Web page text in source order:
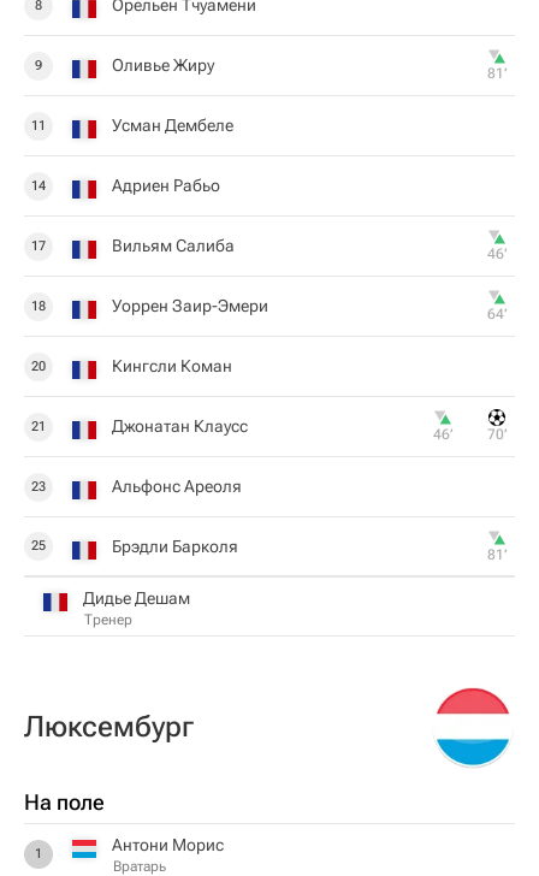
8 Орельен Тчуамени
9 Оливье Жиру 81‎’‎
11 Усман Дембеле
14 Адриен Рабьо
17 Вильям Салиба 46‎’‎
18 Уоррен Заир-Эмери 64‎’‎
20 Кингсли Коман
21 Джонатан Клаусс 46‎’‎ 70‎’‎
23 Альфонс Ареоля
25 Брэдли Барколя 81‎’‎
Дидье Дешам
Тренер
Люксембург
На поле
1 Антони Морис
Вратарь